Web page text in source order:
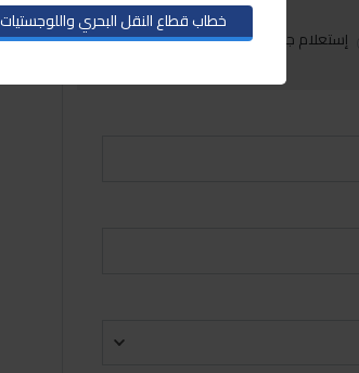
إستعلام جماعي (شحنات جوية فقط)
خطاب قطاع النقل البحري واللوجستيات